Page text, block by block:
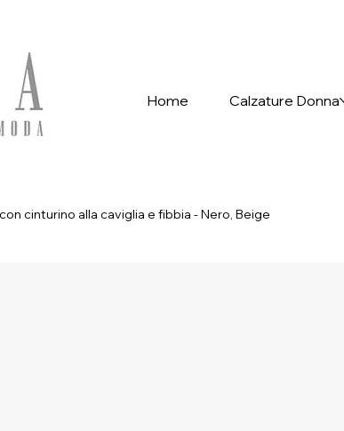
Home Calzature Donna
cinturino alla caviglia e fibbia - Nero, Beige